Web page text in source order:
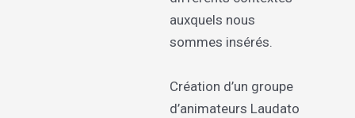
auxquels nous
sommes insérés.
Création d’un groupe
d’animateurs Laudato